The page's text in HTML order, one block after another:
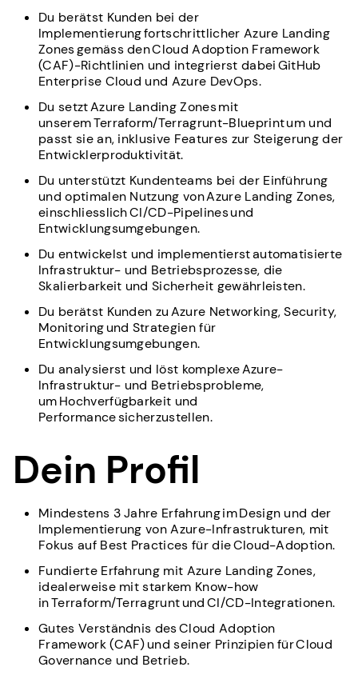
Du berätst Kunden bei der
Implementierung fortschrittlicher Azure Landing
Zones gemäss den Cloud Adoption Framework
(CAF)-Richtlinien und integrierst dabei GitHub
Enterprise Cloud und Azure DevOps.
Du setzt Azure Landing Zones mit
unserem Terraform/Terragrunt-Blueprint um und
passt sie an, inklusive Features zur Steigerung der
Entwicklerproduktivität.
Du unterstützt Kundenteams bei der Einführung
und optimalen Nutzung von Azure Landing Zones,
einschliesslich CI/CD-Pipelines und
Entwicklungsumgebungen.
Du entwickelst und implementierst automatisierte
Infrastruktur- und Betriebsprozesse, die
Skalierbarkeit und Sicherheit gewährleisten.
Du berätst Kunden zu Azure Networking, Security,
Monitoring und Strategien für
Entwicklungsumgebungen.
Du analysierst und löst komplexe Azure-
Infrastruktur- und Betriebsprobleme,
um Hochverfügbarkeit und
Performance sicherzustellen.
Dein Profil
Mindestens 3 Jahre Erfahrung im Design und der
Implementierung von Azure-Infrastrukturen, mit
Fokus auf Best Practices für die Cloud-Adoption.
Fundierte Erfahrung mit Azure Landing Zones,
idealerweise mit starkem Know-how
in Terraform/Terragrunt und CI/CD-Integrationen.
Gutes Verständnis des Cloud Adoption
Framework (CAF) und seiner Prinzipien für Cloud
Governance und Betrieb.